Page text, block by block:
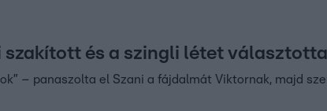
szakított és a szingli létet választotta
– panaszolta el Szani a fájdalmát Viktornak, majd